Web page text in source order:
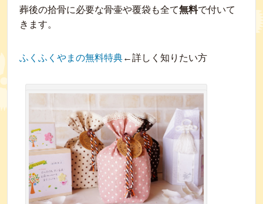
葬後の拾骨に必要な骨壷や覆袋も全て無料で付いて
きます。
ふくふくやまの無料特典←詳しく知りたい方